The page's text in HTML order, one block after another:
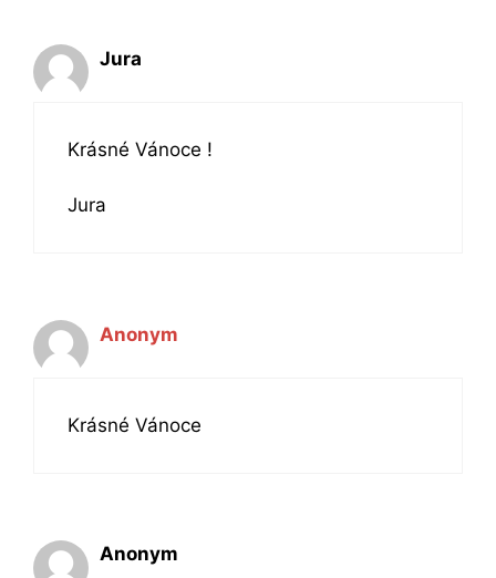
Jura
Krásné Vánoce !
Jura
Anonym
Krásné Vánoce
Anonym